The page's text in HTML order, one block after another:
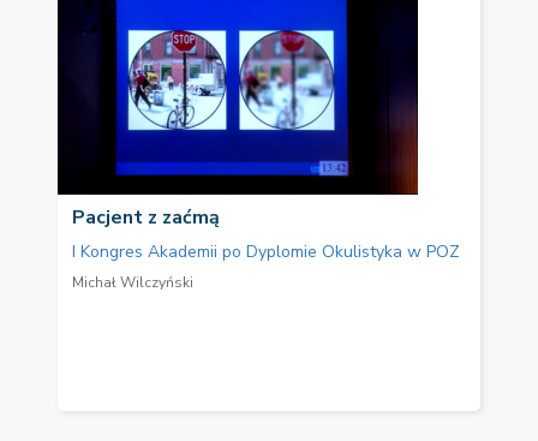
Pacjent z zaćmą
I Kongres Akademii po Dyplomie Okulistyka w POZ
Michał Wilczyński